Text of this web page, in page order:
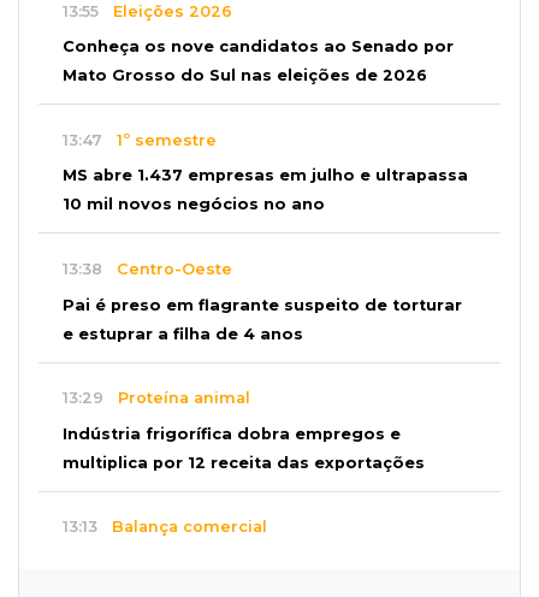
13:55 Eleições 2026
Conheça os nove candidatos ao Senado por
Mato Grosso do Sul nas eleições de 2026
13:47 1º semestre
MS abre 1.437 empresas em julho e ultrapassa
10 mil novos negócios no ano
13:38 Centro-Oeste
Pai é preso em flagrante suspeito de torturar
e estuprar a filha de 4 anos
13:29 Proteína animal
Indústria frigorífica dobra empregos e
multiplica por 12 receita das exportações
13:13 Balança comercial